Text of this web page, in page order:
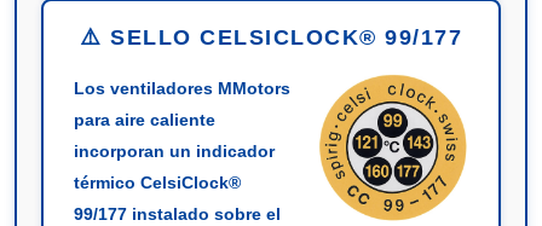
⚠️ SELLO CELSICLOCK® 99/177
Los ventiladores MMotors
para aire caliente
incorporan un indicador
térmico CelsiClock®
99/177 instalado sobre el